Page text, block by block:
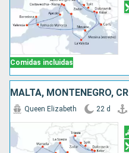
Comidas incluidas
Queen Elizabeth 22 d